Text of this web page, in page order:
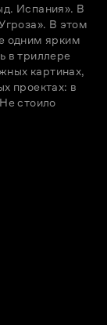
Испания». В
В этом
одним ярким
в триллере
картинах,
проектах: в
стоило